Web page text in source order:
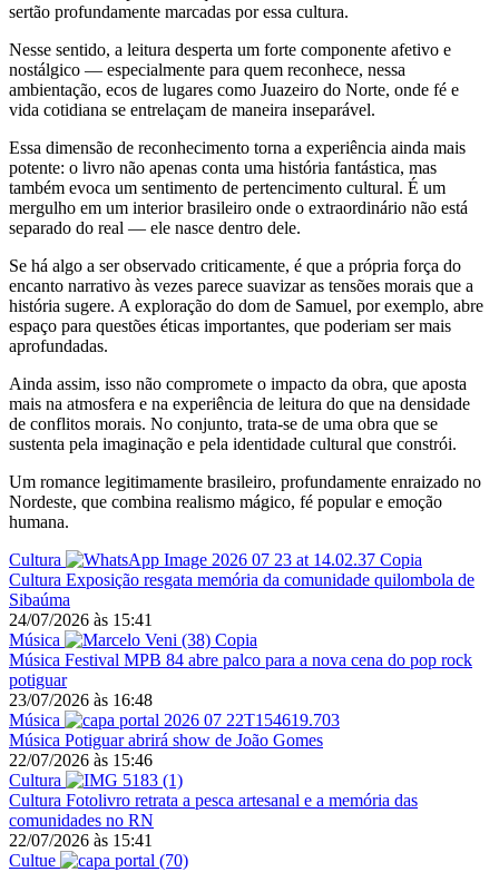
sertão profundamente marcadas por essa cultura.
Nesse sentido, a leitura desperta um forte componente afetivo e
nostálgico — especialmente para quem reconhece, nessa
ambientação, ecos de lugares como Juazeiro do Norte, onde fé e
vida cotidiana se entrelaçam de maneira inseparável.
Essa dimensão de reconhecimento torna a experiência ainda mais
potente: o livro não apenas conta uma história fantástica, mas
também evoca um sentimento de pertencimento cultural. É um
mergulho em um interior brasileiro onde o extraordinário não está
separado do real — ele nasce dentro dele.
Se há algo a ser observado criticamente, é que a própria força do
encanto narrativo às vezes parece suavizar as tensões morais que a
história sugere. A exploração do dom de Samuel, por exemplo, abre
espaço para questões éticas importantes, que poderiam ser mais
aprofundadas.
Ainda assim, isso não compromete o impacto da obra, que aposta
mais na atmosfera e na experiência de leitura do que na densidade
de conflitos morais. No conjunto, trata-se de uma obra que se
sustenta pela imaginação e pela identidade cultural que constrói.
Um romance legitimamente brasileiro, profundamente enraizado no
Nordeste, que combina realismo mágico, fé popular e emoção
humana.
Cultura
Cultura Exposição resgata memória da comunidade quilombola de
Sibaúma
24/07/2026 às 15:41
Música
Música Festival MPB 84 abre palco para a nova cena do pop rock
potiguar
23/07/2026 às 16:48
Música
Música Potiguar abrirá show de João Gomes
22/07/2026 às 15:46
Cultura
Cultura Fotolivro retrata a pesca artesanal e a memória das
comunidades no RN
22/07/2026 às 15:41
Cultue